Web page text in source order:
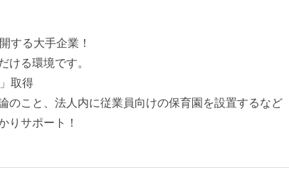
する大手企業！
る環境です。
取得
のこと、法人内に従業員向けの保育園を設置するなど
りサポート！